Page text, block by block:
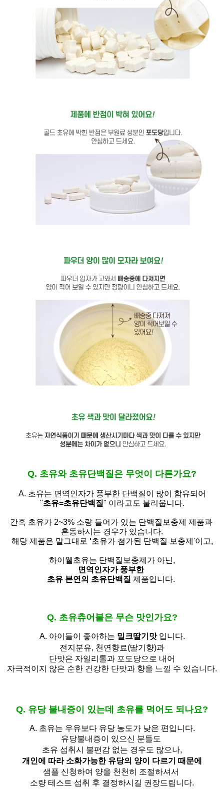
Q. 초유와 초유단백질은 무엇이 다른가요?
A. 초유는 면역인자가 풍부한 단백질이 많이 함유되어
"초유=초유단백질" 이라고도 불리웁니다.
간혹 초유가 2~3% 소량 들어가 있는 단백질보충제 제품과
혼동하시는 경우가 있습니다.
해당 제품은 말그대로 '초유가 첨가된 단백질 보충제'이고,
하이웰초유는 단백질보충제가 아닌,
면역인자가 풍부한
초유 본연의 초유단백질 제품입니다.
Q. 초유츄어블은 무슨 맛인가요?
A. 아이들이 좋아하는 밀크딸기맛입니다.
전지분유, 천연향료(딸기향)과
단맛은 자일리톨과 포도당으로 내어
자극적이지 않은 순한 건강한 단맛과 향을 느낄 수 있습니다.
Q. 유당 불내증이 있는데 초유를 먹어도 되나요?
A. 초유는 우유보다 유당 농도가 낮은 편입니다.
유당불내증이 있으신 분들도
초유 섭취시 불편감 없는 경우도 많으나,
개인에 따라 소화가능한 유당의 양이 다르기 때문에
샘플 신청하여 양을 천천히 조절하셔서
소량 테스트 섭취 후 결정하시길 권장드립니다.